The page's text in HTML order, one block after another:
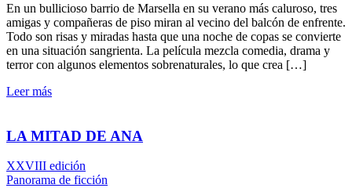
En un bullicioso barrio de Marsella en su verano más caluroso, tres
amigas y compañeras de piso miran al vecino del balcón de enfrente.
Todo son risas y miradas hasta que una noche de copas se convierte
en una situación sangrienta. La película mezcla comedia, drama y
terror con algunos elementos sobrenaturales, lo que crea […]
Leer más
LA MITAD DE ANA
XXVIII edición
Panorama de ficción